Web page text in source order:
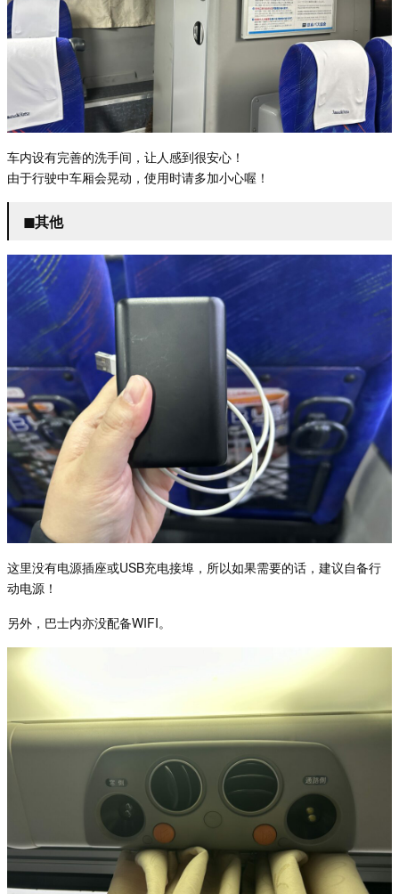
车内设有完善的洗手间，让人感到很安心！
由于行驶中车厢会晃动，使用时请多加小心喔！
◼︎其他
这里没有电源插座或USB充电接埠，所以如果需要的话，建议自备行
动电源！
另外，巴士内亦没配备WIFI。